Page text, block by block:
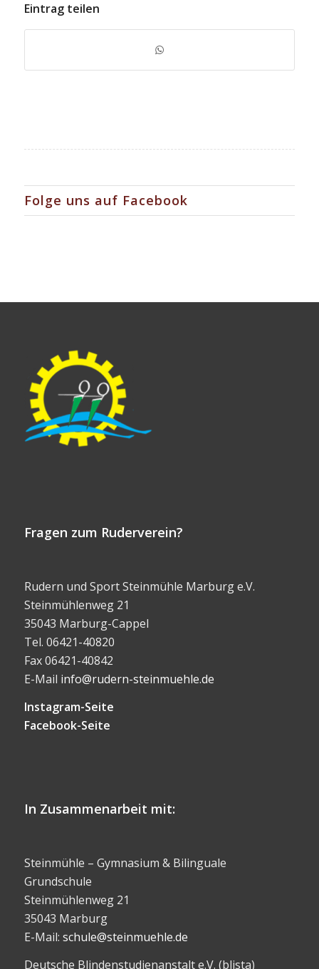
Eintrag teilen
Folge uns auf Facebook
Fragen zum Ruderverein?
Rudern und Sport Steinmühle Marburg e.V.
Steinmühlenweg 21
35043 Marburg-Cappel
Tel. 06421-40820
Fax 06421-40842
E-Mail info@rudern-steinmuehle.de
Instagram-Seite
Facebook-Seite
In Zusammenarbeit mit:
Steinmühle – Gymnasium & Bilinguale
Grundschule
Steinmühlenweg 21
35043 Marburg
E-Mail: schule@steinmuehle.de
Deutsche Blindenstudienanstalt e.V. (blista)